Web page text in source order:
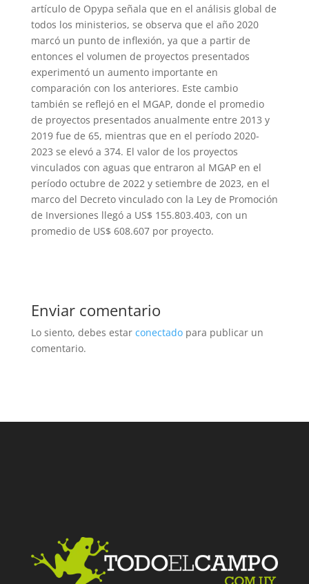
artículo de Opypa señala que en el análisis global de
todos los ministerios, se observa que el año 2020
marcó un punto de inflexión, ya que a partir de
entonces el volumen de proyectos presentados
experimentó un aumento importante en
comparación con los anteriores. Este cambio
también se reflejó en el MGAP, donde el promedio
de proyectos presentados anualmente entre 2013 y
2019 fue de 65, mientras que en el período 2020-
2023 se elevó a 374. El valor de los proyectos
vinculados con aguas que entraron al MGAP en el
período octubre de 2022 y setiembre de 2023, en el
marco del Decreto vinculado con la Ley de Promoción
de Inversiones llegó a US$ 155.803.403, con un
promedio de US$ 608.607 por proyecto.
Enviar comentario
Lo siento, debes estar conectadopara publicar un
comentario.
Facebook